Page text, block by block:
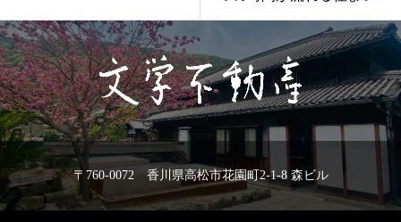
〒760-0072 香川県高松市花園町2-1-8 森ビル